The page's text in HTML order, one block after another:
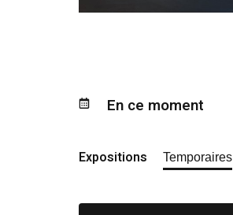
En ce moment
Expositions Temporaires